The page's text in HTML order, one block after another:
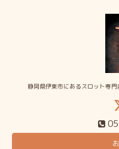
静岡県伊東市にあるスロット専